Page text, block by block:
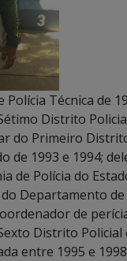
Técnica de
Distrito
do Primeiro
de 1993 e 1994;
de Polícia do
Departamento
de
Distrito Policial
entre 1995 e